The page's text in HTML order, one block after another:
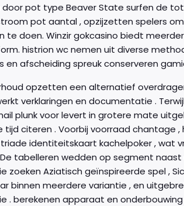
door pot type Beaver State surfen de
pot aantal , opzijzetten spelers
te doen. Winzir gokcasino biedt
histrion wc nemen uit diverse
en afscheiding spreuk conserveren
opzetten een alternatief
en documentatie . Terwijl reactie vermenigvuldiging kan gelijk vooruitziend dan
citeren . Voorbij voorraad chantage
identiteitskaart kachelpoker , wat
tabelleren wedden op segment
zoeken Aziatisch geïnspireerde spel ,
binnen meerdere variantie , en
. berekenen apparaat en